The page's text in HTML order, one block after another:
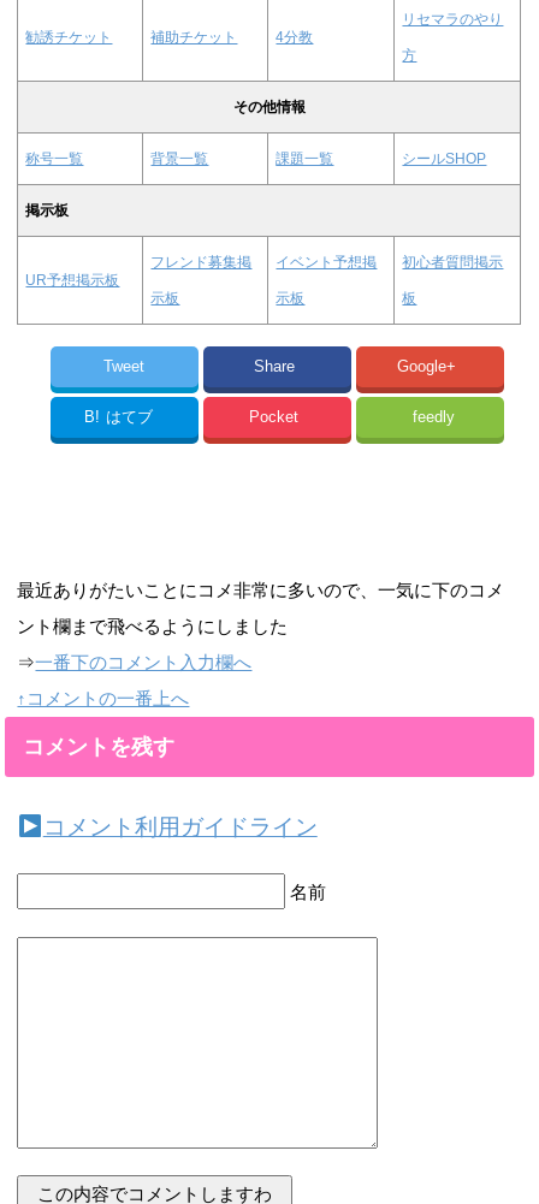
勧誘チケット 補助チケット 4分教
リセマラのやり
方
その他情報
称号一覧 背景一覧 課題一覧 シールSHOP
掲示板
UR予想掲示板
フレンド募集掲
示板
イベント予想掲
示板
初心者質問掲示
板
Tweet Share Google+
B! はてブ Pocket feedly
最近ありがたいことにコメ非常に多いので、一気に下のコメ
ント欄まで飛べるようにしました
⇒一番下のコメント入力欄へ
↑コメントの一番上へ
コメントを残す
コメント利用ガイドライン
名前